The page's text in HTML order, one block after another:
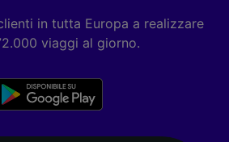
in tutta Europa a realizzare
viaggi al giorno.